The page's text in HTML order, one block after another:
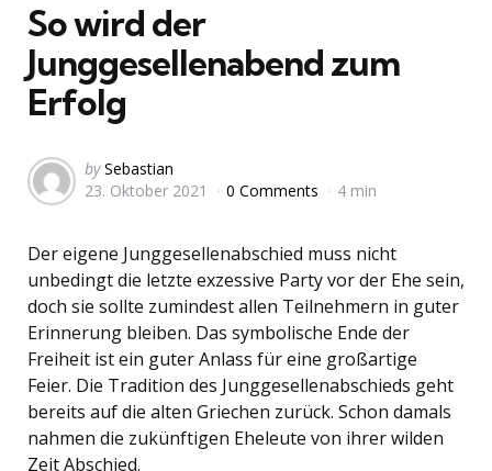
So wird der
Junggesellenabend zum
Erfolg
Posted
by
by Sebastian
23. Oktober 2021
0 Comments 4 min
Der eigene Junggesellenabschied muss nicht
unbedingt die letzte exzessive Party vor der Ehe sein,
doch sie sollte zumindest allen Teilnehmern in guter
Erinnerung bleiben. Das symbolische Ende der
Freiheit ist ein guter Anlass für eine großartige
Feier. Die Tradition des Junggesellenabschieds geht
bereits auf die alten Griechen zurück. Schon damals
nahmen die zukünftigen Eheleute von ihrer wilden
Zeit Abschied.